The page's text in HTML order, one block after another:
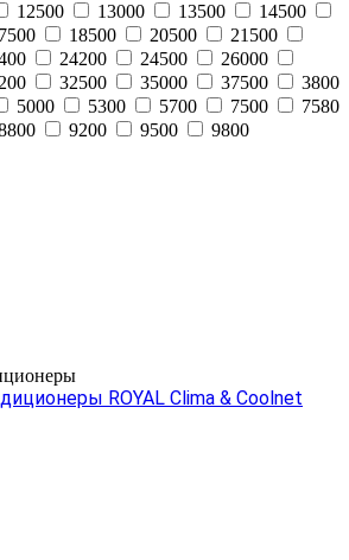
12500 13000 13500
14500
18500 20500
21500
24200 24500
26000
32500 35000 37500
3800
5000 5300 5700 7500
7580
9200 9500
9800
ROYAL Clima & Coolnet